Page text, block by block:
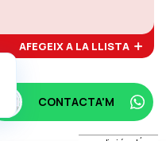
AFEGEIX A LA LLISTA
CONTACTA'M